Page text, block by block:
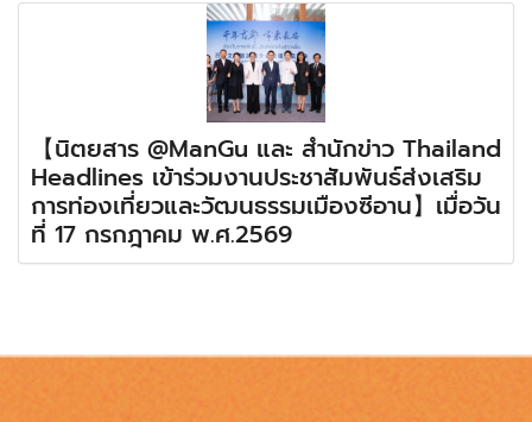
【นิตยสาร @ManGu และ สำนักข่าว Thailand
Headlines เข้าร่วมงานประชาสัมพันธ์ส่งเสริม
การท่องเที่ยวและวัฒนธรรมเมืองซีอาน】เมื่อวัน
ที่ 17 กรกฎาคม พ.ศ.2569